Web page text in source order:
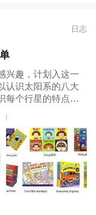
日志
兴趣，计划入这一
认识太阳系的八大
每个行星的特点。
替出现、四季的